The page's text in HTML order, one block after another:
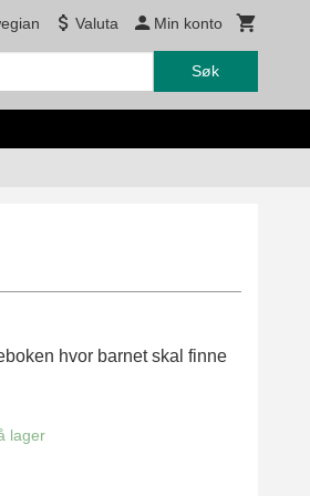
Valuta Min konto
Søk
hvor barnet skal finne
lager